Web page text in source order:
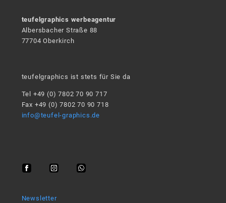
teufelgraphics werbeagentur
Albersbacher Straße 88
77704 Oberkirch
teufelgraphics ist stets für Sie da
Tel +49 (0) 7802 70 90 717
Fax +49 (0) 7802 70 90 718
info@teufel-graphics.de
Newsletter